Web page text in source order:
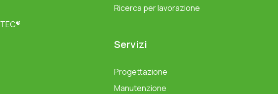
Ricerca per lavorazione
Servizi
Progettazione
Manutenzione